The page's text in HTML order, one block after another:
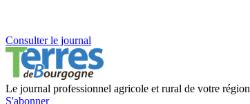
Consulter le journal
Le journal professionnel agricole et rural de votre région
S'abonner